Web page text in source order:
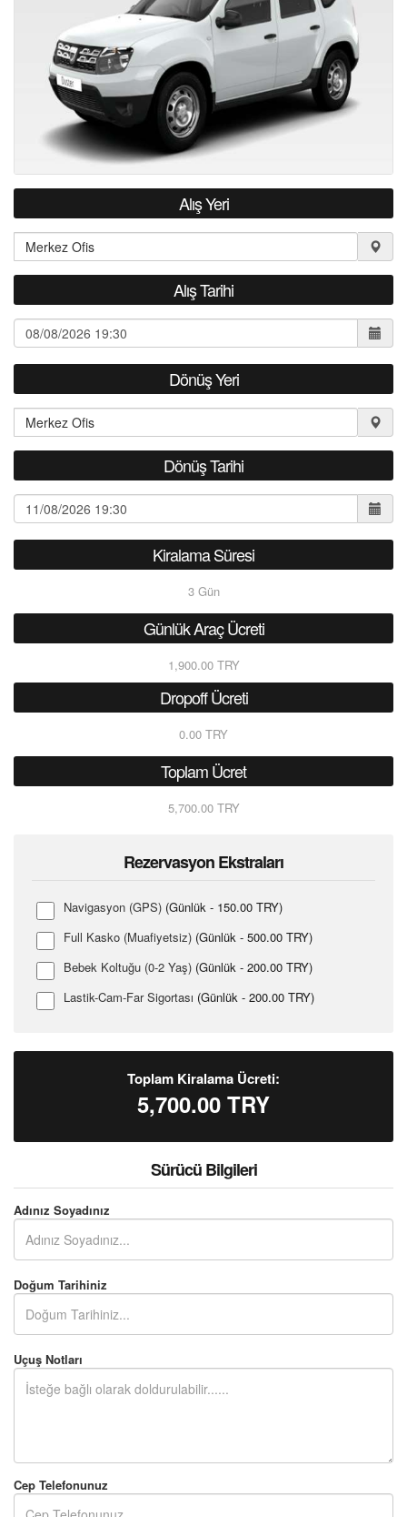
HAKKIMIZDA
S.S.S.
Alış Yeri
Alış Tarihi
Dönüş Yeri
Dönüş Tarihi
Kiralama Süresi
3Gün
Günlük Araç Ücreti
1,900.00 TRY
Dropoff Ücreti
0.00 TRY
Toplam Ücret
5,700.00 TRY
Rezervasyon Ekstraları
Navigasyon (GPS) (Günlük - 150.00 TRY)
Full Kasko (Muafiyetsiz) (Günlük - 500.00 TRY)
Bebek Koltuğu (0-2 Yaş) (Günlük - 200.00 TRY)
Lastik-Cam-Far Sigortası (Günlük - 200.00 TRY)
Toplam Kiralama Ücreti:
5,700.00 TRY
Sürücü Bilgileri
Adınız Soyadınız
Doğum Tarihiniz
Uçuş Notları
Cep Telefonunuz